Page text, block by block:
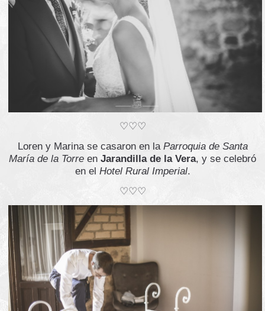
♡♡♡
Loren y Marina se casaron en la Parroquia de Santa
María de la Torre en Jarandilla de la Vera, y se celebró
en el Hotel Rural Imperial.
♡♡♡